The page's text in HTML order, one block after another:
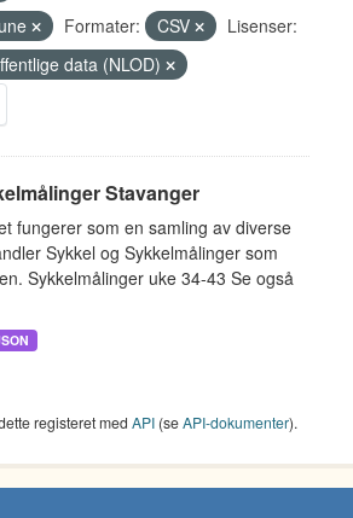
Formater: CSV
Lisenser:
data (NLOD)
Stavanger
fungerer som en samling av diverse
Sykkel og Sykkelmålinger som
Sykkelmålinger uke 34-43 Se også
registeret med API (seAPI-dokumenter).